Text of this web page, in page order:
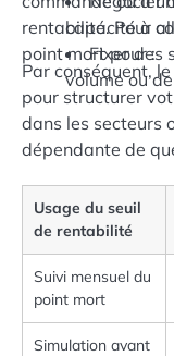
rentabilité. Pour
point mort pour :
capacité à
Fixer des
volume ou
Par conséquent,
pour structurer
dans les secteurs
dépendante de
Usage du seuil
de rentabilité
Suivi mensuel du
point mort
Simulation avant